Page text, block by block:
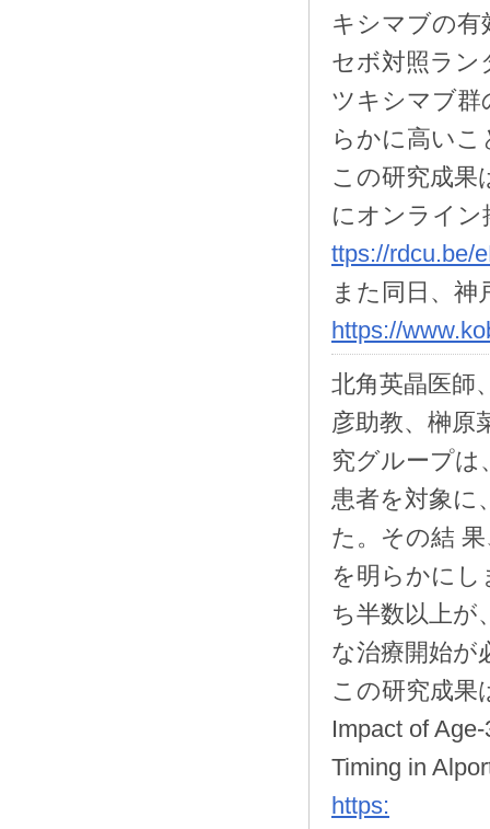
キシマブの有
セボ対照ラン
ツキシマブ群
らかに高い
この研究成果
にオンライ
ttps://rdcu.be/
また同日、
https://
北角英晶医師
彦助教、榊原
究グループは
患者を対象に
た。その結
を明らかにし
ち半数以上が
な治療開始が
この研究成果
Impact of
Timing in
https: